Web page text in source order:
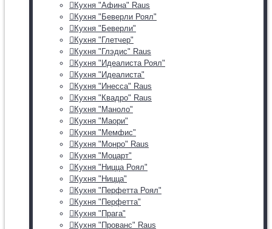
Кухня "Афина" Raus
Кухня "Беверли Роял"
Кухня "Беверли"
Кухня "Глетчер"
Кухня "Глэдис" Raus
Кухня "Идеалиста Роял"
Кухня "Идеалиста"
Кухня "Инесса" Raus
Кухня "Квадро" Raus
Кухня "Маноло"
Кухня "Маори"
Кухня "Мемфис"
Кухня "Монро" Raus
Кухня "Моцарт"
Кухня "Ницца Роял"
Кухня "Ницца"
Кухня "Перфетта Роял"
Кухня "Перфетта"
Кухня "Прага"
Кухня "Прованс" Raus